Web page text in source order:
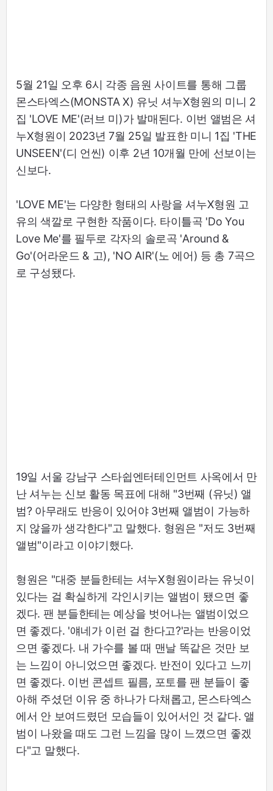
5월 21일 오후 6시 각종 음원 사이트를 통해 그룹
몬스타엑스(MONSTA X) 유닛 셔누X형원의 미니 2
집 'LOVE ME'(러브 미)가 발매된다. 이번 앨범은 셔
누X형원이 2023년 7월 25일 발표한 미니 1집 'THE
UNSEEN'(디 언씬) 이후 2년 10개월 만에 선보이는
신보다.
'LOVE ME'는 다양한 형태의 사랑을 셔누X형원 고
유의 색깔로 구현한 작품이다. 타이틀곡 'Do You
Love Me'를 필두로 각자의 솔로곡 'Around &
Go'(어라운드 & 고), 'NO AIR'(노 에어) 등 총 7곡으
로 구성됐다.
19일 서울 강남구 스타쉽엔터테인먼트 사옥에서 만
난 셔누는 신보 활동 목표에 대해 "3번째 (유닛) 앨
범? 아무래도 반응이 있어야 3번째 앨범이 가능하
지 않을까 생각한다"고 말했다. 형원은 "저도 3번째
앨범"이라고 이야기했다.
형원은 "대중 분들한테는 셔누X형원이라는 유닛이
있다는 걸 확실하게 각인시키는 앨범이 됐으면 좋
겠다. 팬 분들한테는 예상을 벗어나는 앨범이었으
면 좋겠다. '얘네가 이런 걸 한다고?'라는 반응이었
으면 좋겠다. 내 가수를 볼 때 맨날 똑같은 것만 보
는 느낌이 아니었으면 좋겠다. 반전이 있다고 느끼
면 좋겠다. 이번 콘셉트 필름, 포토를 팬 분들이 좋
아해 주셨던 이유 중 하나가 다채롭고, 몬스타엑스
에서 안 보여드렸던 모습들이 있어서인 것 같다. 앨
범이 나왔을 때도 그런 느낌을 많이 느꼈으면 좋겠
다"고 말했다.